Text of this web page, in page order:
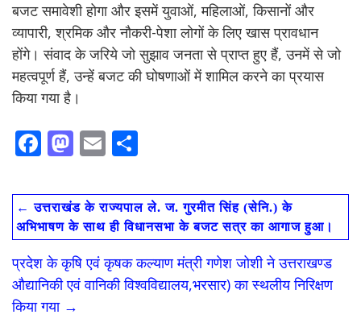
बजट समावेशी होगा और इसमें युवाओं, महिलाओं, किसानों और
व्यापारी, श्रमिक और नौकरी-पेशा लोगों के लिए खास प्रावधान
होंगे। संवाद के जरिये जो सुझाव जनता से प्राप्त हुए हैं, उनमें से जो
महत्वपूर्ण हैं, उन्हें बजट की घोषणाओं में शामिल करने का प्रयास
किया गया है।
F
e
b
o
o
k
M
to
d
o
n
E
ai
l
ar
e
← उत्तराखंड के राज्यपाल ले. ज. गुरमीत सिंह (सेनि.) के
अभिभाषण के साथ ही विधानसभा के बजट सत्र का आगाज हुआ।
प्रदेश के कृषि एवं कृषक कल्याण मंत्री गणेश जोशी ने उत्तराखण्ड
औद्यानिकी एवं वानिकी विश्वविद्यालय,भरसार) का स्थलीय निरिक्षण
किया गया →